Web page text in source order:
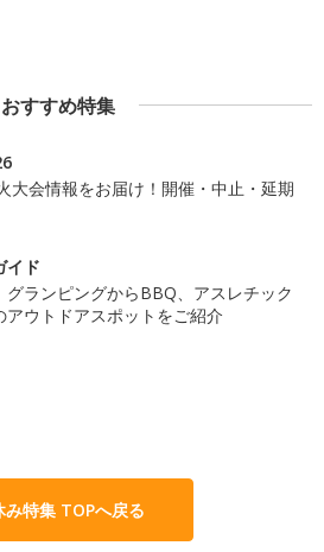
おすすめ特集
大会情報をお届け！開催・中止・延期
イド
グランピングからBBQ、アスレチック
アウトドアスポットをご紹介
み特集 TOPへ戻る